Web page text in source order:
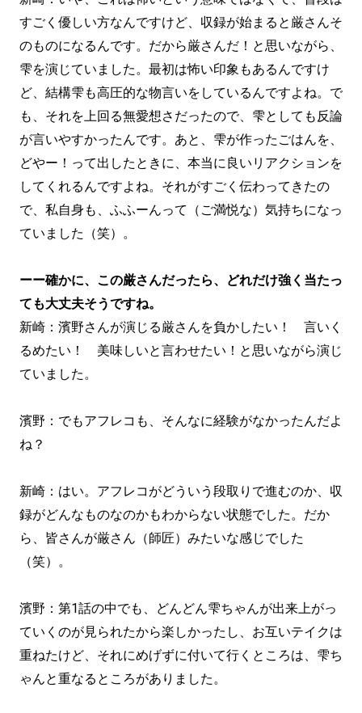
すごく優しい方なんですけど、収録が始まると厳さんそ
のものになるんです。だから厳さんだ！と思いながら、
雫を演じていました。最初は怖い印象もあるんですけ
ど、結構雫も高圧的な物言いをしているんですよね。で
も、それを上回る無愛想さだったので、雫としても反論
が言いやすかったんです。あと、雫が作ったごはんを、
どやー！って出したときに、本当に良いリアクションを
してくれるんですよね。それがすごく伝わってきたの
で、私自身も、ふふーんって（ご満悦な）気持ちになっ
ていました（笑）。
ーー確かに、この厳さんだったら、どれだけ強く当たっ
ても大丈夫そうですね。
新崎：濱野さんが演じる厳さんを負かしたい！ 言いく
るめたい！ 美味しいと言わせたい！と思いながら演じ
ていました。
濱野：でもアフレコも、そんなに経験がなかったんだよ
ね？
新崎：はい。アフレコがどういう段取りで進むのか、収
録がどんなものなのかもわからない状態でした。だか
ら、皆さんが厳さん（師匠）みたいな感じでした
（笑）。
濱野：第1話の中でも、どんどん雫ちゃんが出来上がっ
ていくのが見られたから楽しかったし、お互いテイクは
重ねたけど、それにめげずに付いて行くところは、雫ち
ゃんと重なるところがありました。